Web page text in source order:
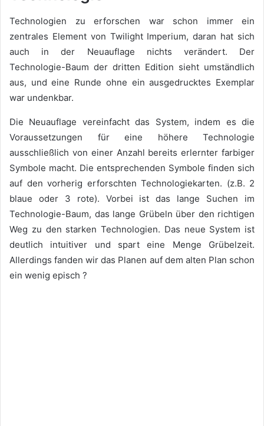
Technologien zu erforschen war schon immer ein
zentrales Element von Twilight Imperium, daran hat sich
auch in der Neuauflage nichts verändert. Der
Technologie-Baum der dritten Edition sieht umständlich
aus, und eine Runde ohne ein ausgedrucktes Exemplar
war undenkbar.
Die Neuauflage vereinfacht das System, indem es die
Voraussetzungen für eine höhere Technologie
ausschließlich von einer Anzahl bereits erlernter farbiger
Symbole macht. Die entsprechenden Symbole finden sich
auf den vorherig erforschten Technologiekarten. (z.B. 2
blaue oder 3 rote). Vorbei ist das lange Suchen im
Technologie-Baum, das lange Grübeln über den richtigen
Weg zu den starken Technologien. Das neue System ist
deutlich intuitiver und spart eine Menge Grübelzeit.
Allerdings fanden wir das Planen auf dem alten Plan schon
ein wenig episch ?